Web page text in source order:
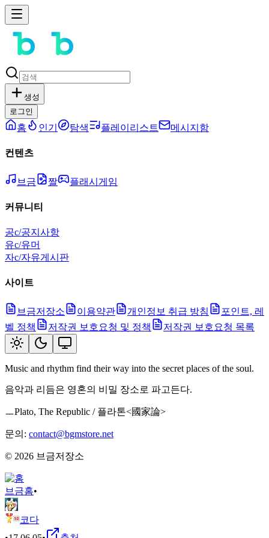
생성
로그인
홈 인기 탐색 플레이리스트 메시지함
컨텐츠
브금 짤 플래시게임
커뮤니티
공c/공지사항
유c/유머
자c/자유게시판
사이트
브금저장소 이용약관 개인정보 취급 방침
포인트, 레
벨 정책
저작권 보호요청 및 정책 저작권 보호요청 목록
Music and rhythm find their way into the secret places of the soul.
음악과 리듬은 영혼의 비밀 장소로 파고든다.
ㅡPlato, The Republic / 플라톤<國家論>
문의: contact@bgmstore.net
© 2026 브금저장소
브금홈•
코다